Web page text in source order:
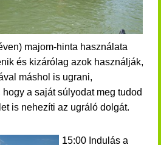
majom-hinta használata
és kizárólag azok használják,
máshol is ugrani,
a saját súlyodat meg tudod
is nehezíti az ugráló dolgát.
15:00 Indulás a